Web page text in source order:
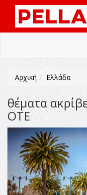
Αρχική Ελλάδα
θέματα
ΟΤΕ